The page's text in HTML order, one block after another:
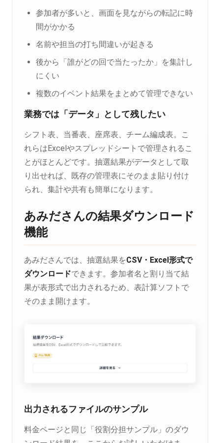
参加者が多いと、画面を見ながらの転記に時
間がかかる
名前や担当の打ち間違いが起きる
後から「誰がどの回で当たったか」を集計し
にくい
複数のイベント結果をまとめて管理できない
業務では「データ」として残したい
シフト表、当番表、座席表、チーム編成表。こ
れらはExcelやスプレッドシートで管理されるこ
とがほとんどです。抽選結果がデータとして取
り出せれば、既存の管理表にそのまま貼り付け
られ、集計や共有も簡単になります。
あみださんの結果ダウンロード
機能
あみださんでは、抽選結果をCSV・Excel形式で
ダウンロードできます。参加者名と割り当て結
果が表形式で出力されるため、表計算ソフトで
そのまま開けます。
出力されるファイルのサンプル
料金ページと同じ「役割分担サンプル」のダウ